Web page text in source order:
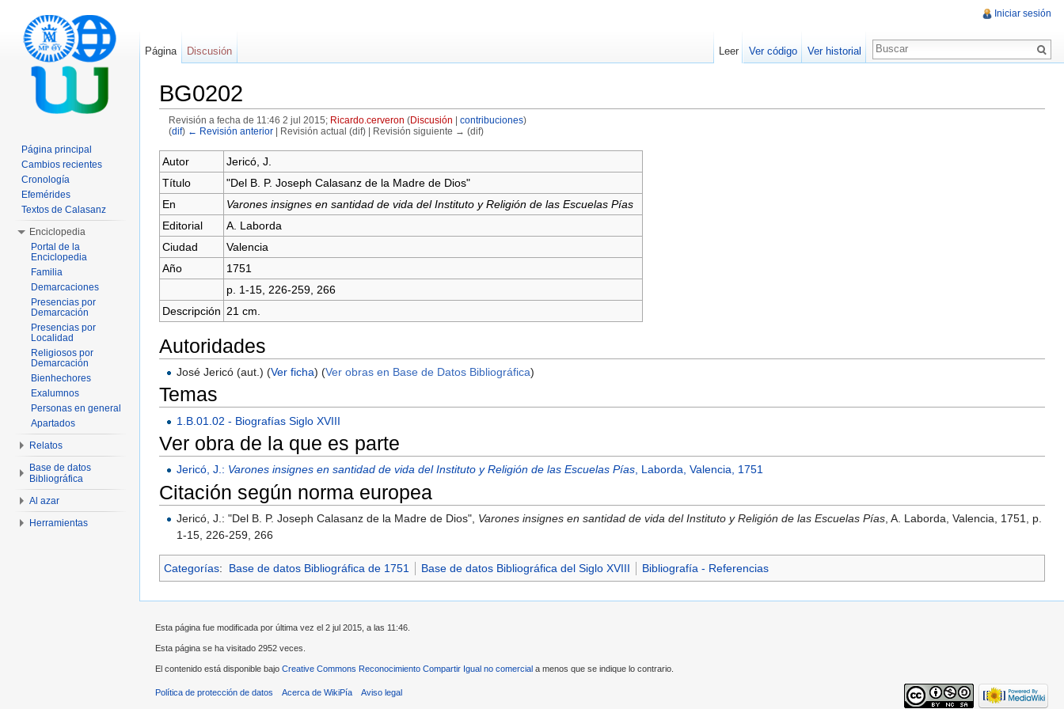
BG0202
Revisión a fecha de 11:46 2 jul 2015; Ricardo.cerveron (Discusión contribuciones)
(dif) ← Revisión anterior| Revisión actual (dif) | Revisión siguiente → (dif)
Autor
Jericó, J.
Título
"Del B. P. Joseph Calasanz de la Madre de Dios"
En
Varones insignes en santidad de vida del Instituto y Religión de las Escuelas Pías
Editorial
A. Laborda
Ciudad
Valencia
Año
1751
p. 1-15, 226-259, 266
Descripción 21 cm.
Autoridades
José Jericó (aut.) (Ver ficha) (Ver obras en Base de Datos Bibliográfica)
Temas
1.B.01.02 - Biografías Siglo XVIII
Ver obra de la que es parte
Jericó, J.: Varones insignes en santidad de vida del Instituto y Religión de las Escuelas Pías, Laborda, Valencia, 1751
Citación según norma europea
Jericó, J.: "Del B. P. Joseph Calasanz de la Madre de Dios", Varones insignes en santidad de vida del Instituto y Religión de las Escuelas Pías , A. Laborda, Valencia, 1751, p.
1-15, 226-259, 266
Categorías: Base de datos Bibliográfica de 1751 Base de datos Bibliográfica del Siglo XVIII Bibliografía - Referencias
Iniciar sesión
Página Discusión Leer Ver código Ver historial
Página principal
Cambios recientes
Cronología
Efemérides
Textos de Calasanz
Enciclopedia
Portal de la
Enciclopedia
Familia
Demarcaciones
Presencias por
Demarcación
Presencias por
Localidad
Religiosos por
Demarcación
Bienhechores
Exalumnos
Personas en general
Apartados
Relatos
Base de datos
Bibliográfica
Al azar
Herramientas
Esta página fue modificada por última vez el 2 jul 2015, a las 11:46.
Esta página se ha visitado 2952 veces.
El contenido está disponible bajo Creative Commons Reconocimiento Compartir Igual no comercial a menos que se indique lo contrario.
Política de protección de datos Acerca de WikiPía Aviso legal